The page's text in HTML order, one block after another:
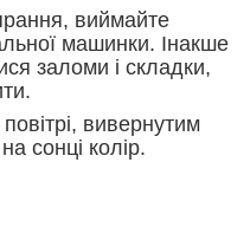
виймайте
машинки. Інакше
заломи і складки,
вивернутим
сонці колір.